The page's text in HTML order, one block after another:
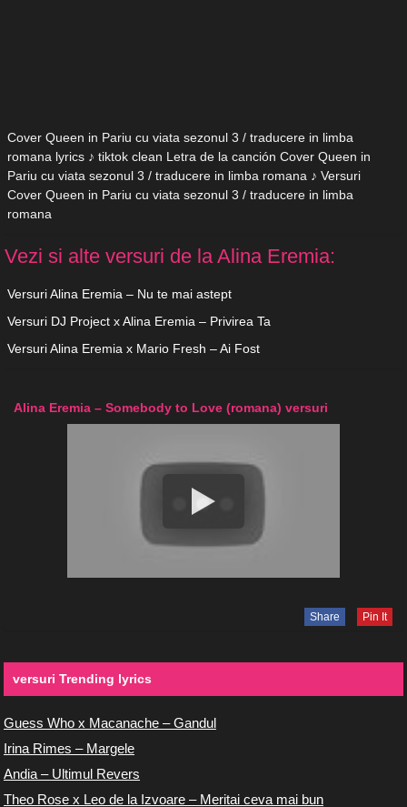
Cover Queen in Pariu cu viata sezonul 3 / traducere in limba
romana lyrics ♪ tiktok clean Letra de la canción Cover Queen in
Pariu cu viata sezonul 3 / traducere in limba romana ♪ Versuri
Cover Queen in Pariu cu viata sezonul 3 / traducere in limba
romana
Vezi si alte versuri de la Alina Eremia:
Versuri Alina Eremia – Nu te mai astept
Versuri DJ Project x Alina Eremia – Privirea Ta
Versuri Alina Eremia x Mario Fresh – Ai Fost
Alina Eremia – Somebody to Love (romana) versuri
Share Pin It
versuri Trending lyrics
Guess Who x Macanache – Gandul
Irina Rimes – Margele
Andia – Ultimul Revers
Theo Rose x Leo de la Izvoare – Meritai ceva mai bun